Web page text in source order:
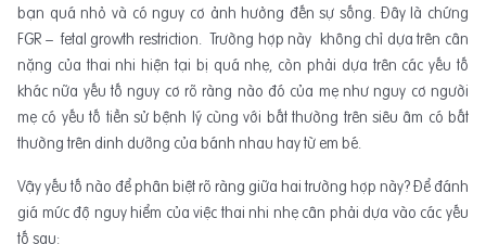
bạn quá nhỏ và có nguy cơ ảnh hưởng đến sự sống. Đây là chứng
FGR – fetal growth restriction. Trường hợp này không chỉ dựa trên cân
nặng của thai nhi hiện tại bị quá nhẹ, còn phải dựa trên các yếu tố
khác nữa yếu tố nguy cơ rõ ràng nào đó của mẹ như nguy cơ người
mẹ có yếu tố tiền sử bệnh lý cùng với bất thường trên siêu âm có bất
thường trên dinh dưỡng của bánh nhau hay từ em bé.
Vậy yếu tố nào để phân biệt rõ ràng giữa hai trường hợp này? Để đánh
giá mức độ nguy hiểm của việc thai nhi nhẹ cân phải dựa vào các yếu
tố sau: